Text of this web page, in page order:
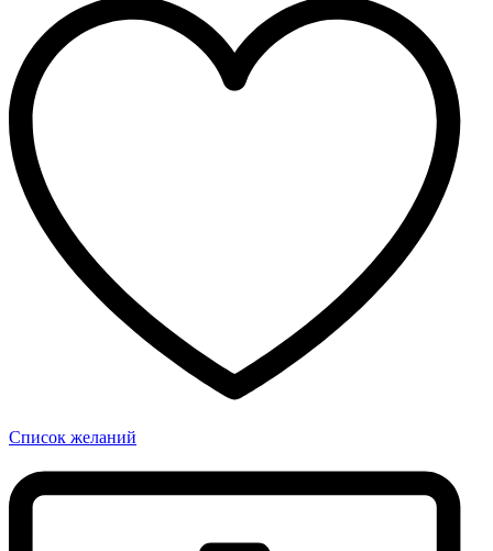
Список желаний